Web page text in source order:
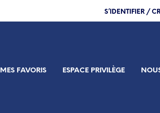
S’IDENTIFIER /
MES FAVORIS ESPACE PRIVILÈGE